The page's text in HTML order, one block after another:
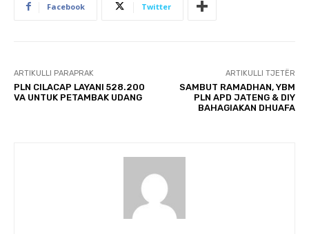
Facebook Twitter
ARTIKULLI PARAPRAK
PLN CILACAP LAYANI 528.200
VA UNTUK PETAMBAK UDANG
ARTIKULLI TJETËR
SAMBUT RAMADHAN, YBM
PLN APD JATENG & DIY
BAHAGIAKAN DHUAFA